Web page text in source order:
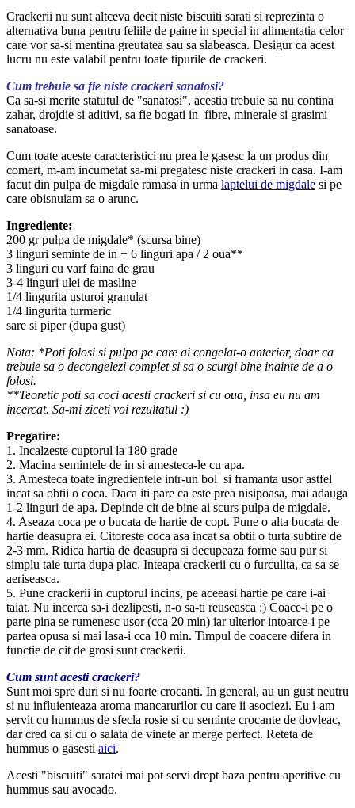
Crackerii nu sunt altceva decit niste biscuiti sarati si reprezinta o
alternativa buna pentru feliile de paine in special in alimentatia celor
care vor sa-si mentina greutatea sau sa slabeasca. Desigur ca acest
lucru nu este valabil pentru toate tipurile de crackeri.
Cum trebuie sa fie niste crackeri sanatosi?
Ca sa-si merite statutul de "sanatosi", acestia trebuie sa nu contina
zahar, drojdie si aditivi, sa fie bogati in fibre, minerale si grasimi
sanatoase.
Cum toate aceste caracteristici nu prea le gasesc la un produs din
comert, m-am incumetat sa-mi pregatesc niste crackeri in casa. I-am
facut din pulpa de migdale ramasa in urma laptelui de migdale si pe
care obisnuiam sa o arunc.
Ingrediente:
200 gr pulpa de migdale* (scursa bine)
3 linguri seminte de in + 6 linguri apa / 2 oua**
3 linguri cu varf faina de grau
3-4 linguri ulei de masline
1/4 lingurita usturoi granulat
1/4 lingurita turmeric
sare si piper (dupa gust)
Nota: *Poti folosi si pulpa pe care ai congelat-o anterior, doar ca
trebuie sa o decongelezi complet si sa o scurgi bine inainte de a o
folosi.
**Teoretic poti sa coci acesti crackeri si cu oua, insa eu nu am
incercat. Sa-mi ziceti voi rezultatul :)
Pregatire:
1. Incalzeste cuptorul la 180 grade
2. Macina semintele de in si amesteca-le cu apa.
3. Amesteca toate ingredientele intr-un bol si framanta usor astfel
incat sa obtii o coca. Daca iti pare ca este prea nisipoasa, mai adauga
1-2 linguri de apa. Depinde cit de bine ai scurs pulpa de migdale.
4. Aseaza coca pe o bucata de hartie de copt. Pune o alta bucata de
hartie deasupra ei. Citoreste coca asa incat sa obtii o turta subtire de
2-3 mm. Ridica hartia de deasupra si decupeaza forme sau pur si
simplu taie turta dupa plac. Inteapa crackerii cu o furculita, ca sa se
aeriseasca.
5. Pune crackerii in cuptorul incins, pe aceeasi hartie pe care i-ai
taiat. Nu incerca sa-i dezlipesti, n-o sa-ti reuseasca :) Coace-i pe o
parte pina se rumenesc usor (cca 20 min) iar ulterior intoarce-i pe
partea opusa si mai lasa-i cca 10 min. Timpul de coacere difera in
functie de cit de grosi sunt crackerii.
Cum sunt acesti crackeri?
Sunt moi spre duri si nu foarte crocanti. In general, au un gust neutru
si nu influienteaza aroma mancarurilor cu care ii asociezi. Eu i-am
servit cu hummus de sfecla rosie si cu seminte crocante de dovleac,
dar cred ca si cu o salata de vinete ar merge perfect. Reteta de
hummus o gasesti aici.
Acesti "biscuiti" saratei mai pot servi drept baza pentru aperitive cu
hummus sau avocado.